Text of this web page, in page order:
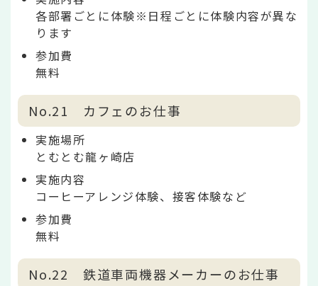
各部署ごとに体験※日程ごとに体験内容が異な
ります
参加費
無料
No.21 カフェのお仕事
実施場所
とむとむ龍ヶ崎店
実施内容
コーヒーアレンジ体験、接客体験など
参加費
無料
No.22 鉄道車両機器メーカーのお仕事